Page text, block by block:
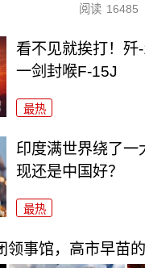
阅读 16485
看不见就挨打！歼
一剑封喉F-15J
最热
印度满世界绕了一
现还是中国好？
最热
领事馆，高市早苗